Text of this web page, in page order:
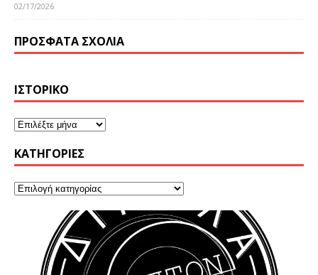
02/17/2026
ΠΡΌΣΦΑΤΑ ΣΧΌΛΙΑ
ΙΣΤΟΡΙΚΌ
KΑΤΗΓΟΡΊΕΣ